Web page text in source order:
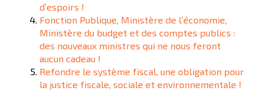
d’espoirs !
Fonction Publique, Ministère de l’économie,
Ministère du budget et des comptes publics :
des nouveaux ministres qui ne nous feront
aucun cadeau !
Refondre le système fiscal, une obligation pour
la justice fiscale, sociale et environnementale !